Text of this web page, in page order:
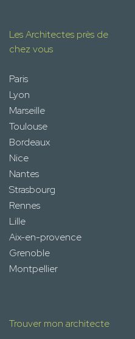
Les Architectes près de
chez vous
Paris
Lyon
Marseille
Toulouse
Bordeaux
Nice
Nantes
Strasbourg
Rennes
Lille
Aix-en-provence
Grenoble
Montpellier
Trouver mon architecte